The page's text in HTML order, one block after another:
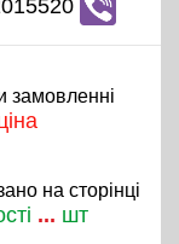
замовленні
на сторінці
... шт